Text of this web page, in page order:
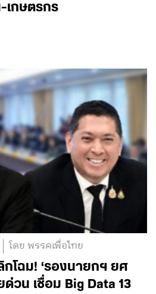
เกษตรกร
โดย พรรคเพื่อไทย
โฉม! ‘รองนายกฯ ยศ
วน เชื่อม Big Data 13